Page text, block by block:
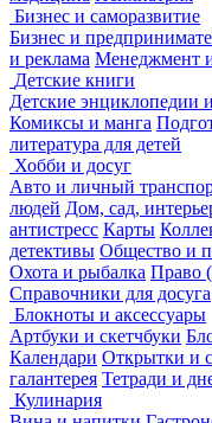
Бизнес и саморазвитие
Бизнес и
и реклама Менеджмент
Детские книги
Детские энциклопедии
Комиксы и манга
литература для детей
Хобби и досуг
Авто и личный
людей Дом, сад,
антистресс Карты
детективы Общество и
Охота и рыбалка Право
Справочники для досуга
Блокноты и аксессуары
Артбуки и скетчбуки
Календари Открытки и
галантерея Тетради и
Кулинария